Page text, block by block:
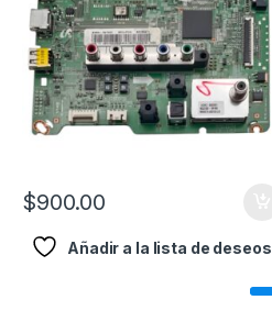
$900.00
Añadir a la lista de deseos